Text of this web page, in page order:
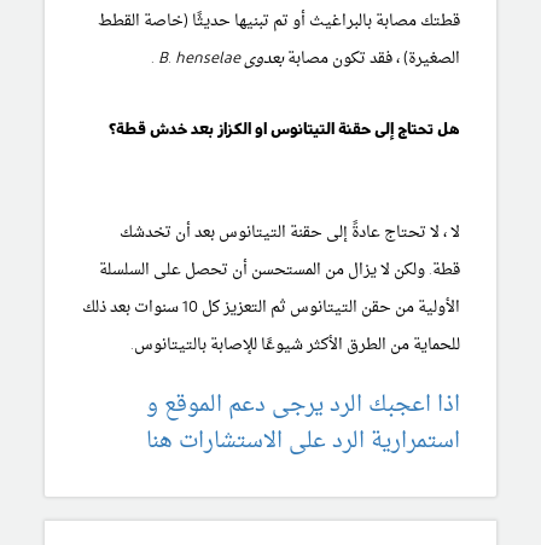
قطتك مصابة بالبراغيث أو تم تبنيها حديثًا (خاصة القطط
الصغيرة) ، فقد تكون مصابةبعدوى B. henselae .
هل تحتاج إلى حقنة التيتانوس او الكزاز بعد خدش قطة؟
لا ، لا تحتاج عادةً إلى حقنة التيتانوس بعد أن تخدشك
قطة. ولكن لا يزال من المستحسن أن تحصل على السلسلة
الأولية من حقن التيتانوس ثم التعزيز كل 10 سنوات بعد ذلك
للحماية من الطرق الأكثر شيوعًا للإصابة بالتيتانوس.
اذا اعجبك الرد يرجى دعم الموقع و
استمرارية الرد على الاستشارات هنا